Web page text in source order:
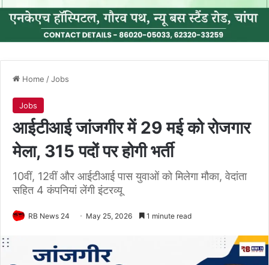
Home /Jobs
Jobs
आईटीआई जांजगीर में 29 मई को रोजगार
मेला, 315 पदों पर होगी भर्ती
10वीं, 12वीं और आईटीआई पास युवाओं को मिलेगा मौका, वेदांता
सहित 4 कंपनियां लेंगी इंटरव्यू
RB News 24 May 25, 2026 1 minute read